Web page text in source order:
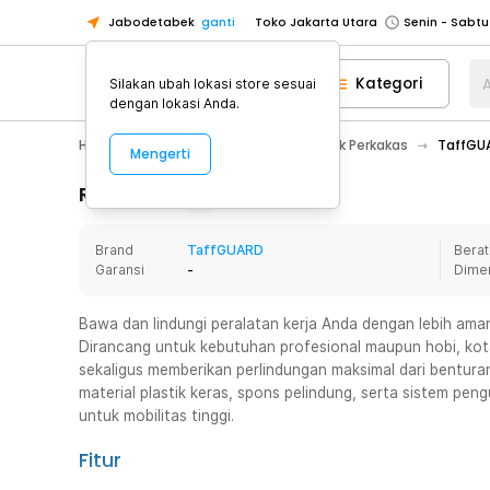
Jabodetabek ganti Toko Jakarta Utara
Toko Tangerang
Toko Cikupa
Pick n Go Jakarta Barat
Senin -
Pick n Go Bekasi
Senin - Jumat
Senin - Jumat
Senin -
Toko Jakarta Barat
Senin -
Toko Tangerang
Toko Cikupa
Pick n Go Jakarta Barat
Senin -
Senin - Jumat
Kategori
Home Appliance Kotak Perkakas
Rincian Produk
Brand
TaffGUARD
Garansi
-
Bawa dan lindungi peralatan kerja Anda dengan lebih
Dirancang untuk kebutuhan profesional maupun hobi,
sekaligus memberikan perlindungan maksimal dari
material plastik keras, spons pelindung, serta sistem
untuk mobilitas tinggi.
Fitur
Silakan ubah lokasi store sesuai
dengan lokasi Anda.
Mengerti